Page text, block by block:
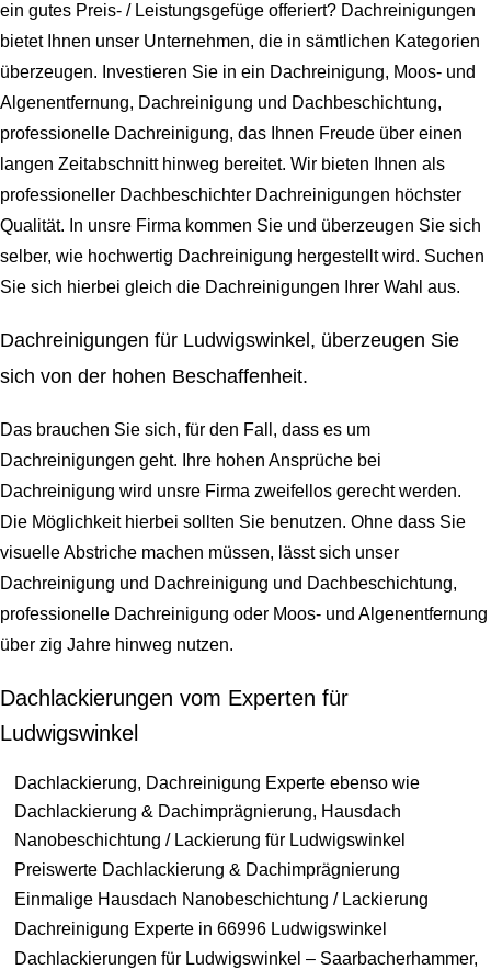
ein gutes Preis- / Leistungsgefüge offeriert? Dachreinigungen
bietet Ihnen unser Unternehmen, die in sämtlichen Kategorien
überzeugen. Investieren Sie in ein Dachreinigung, Moos- und
Algenentfernung, Dachreinigung und Dachbeschichtung,
professionelle Dachreinigung, das Ihnen Freude über einen
langen Zeitabschnitt hinweg bereitet. Wir bieten Ihnen als
professioneller Dachbeschichter Dachreinigungen höchster
Qualität. In unsre Firma kommen Sie und überzeugen Sie sich
selber, wie hochwertig Dachreinigung hergestellt wird. Suchen
Sie sich hierbei gleich die Dachreinigungen Ihrer Wahl aus.
Dachreinigungen für Ludwigswinkel, überzeugen Sie
sich von der hohen Beschaffenheit.
Das brauchen Sie sich, für den Fall, dass es um
Dachreinigungen geht. Ihre hohen Ansprüche bei
Dachreinigung wird unsre Firma zweifellos gerecht werden.
Die Möglichkeit hierbei sollten Sie benutzen. Ohne dass Sie
visuelle Abstriche machen müssen, lässt sich unser
Dachreinigung und Dachreinigung und Dachbeschichtung,
professionelle Dachreinigung oder Moos- und Algenentfernung
über zig Jahre hinweg nutzen.
Dachlackierungen vom Experten für
Ludwigswinkel
Dachlackierung, Dachreinigung Experte ebenso wie
Dachlackierung & Dachimprägnierung, Hausdach
Nanobeschichtung / Lackierung für Ludwigswinkel
Preiswerte Dachlackierung & Dachimprägnierung
Einmalige Hausdach Nanobeschichtung / Lackierung
Dachreinigung Experte in 66996 Ludwigswinkel
Dachlackierungen für Ludwigswinkel – Saarbacherhammer,